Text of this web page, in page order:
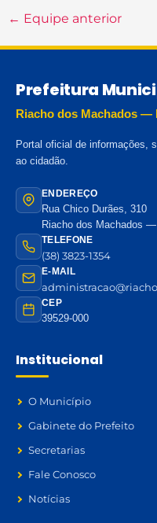
← Equipe anterior
Prefeitura
Riacho dos Machados —
Portal oficial de informações,
ao cidadão.
ENDEREÇO
Rua Chico Durães, 310
Riacho dos Machados
TELEFONE
(38) 3823-1354
E-MAIL
CEP
39529-000
Institucional
O Município
Gabinete do Prefeito
Secretarias
Fale Conosco
Notícias